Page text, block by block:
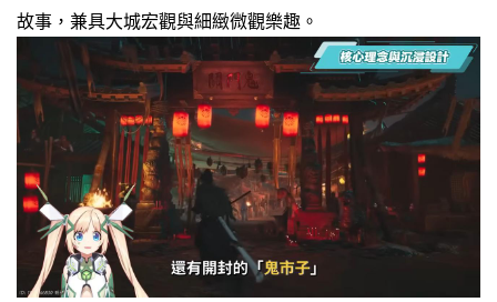
故事，兼具大城宏觀與細緻微觀樂趣。